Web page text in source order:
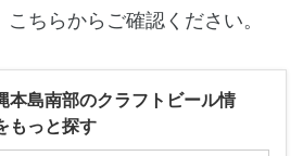
ちらからご確認ください。
本島南部のクラフトビール情
もっと探す